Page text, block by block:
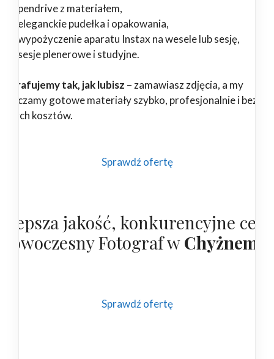
pendrive z materiałem,
eleganckie pudełka i opakowania,
wypożyczenie aparatu Instax na wesele lub sesję,
sesje plenerowe i studyjne.
tak, jak lubisz – zamawiasz zdjęcia, a my
gotowe materiały szybko, profesjonalnie i bez
kosztów.
Sprawdź ofertę
jakość, konkurencyjne ceny
Fotograf wChyżnem
Sprawdź ofertę